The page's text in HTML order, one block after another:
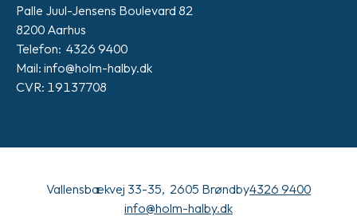
Palle Juul-Jensens Boulevard 82
8200 Aarhus
Telefon: 4326 9400
Mail: info@holm-halby.dk
CVR: 19137708
Vallensbækvej 33-35, 2605 Brøndby4326 9400
info@holm-halby.dk